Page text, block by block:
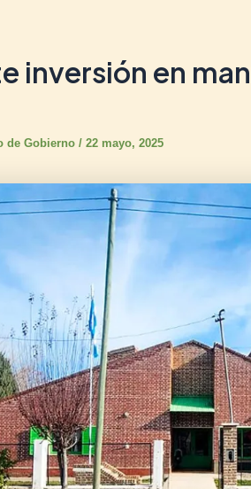
inversión en
de Gobierno / 22 mayo, 2025